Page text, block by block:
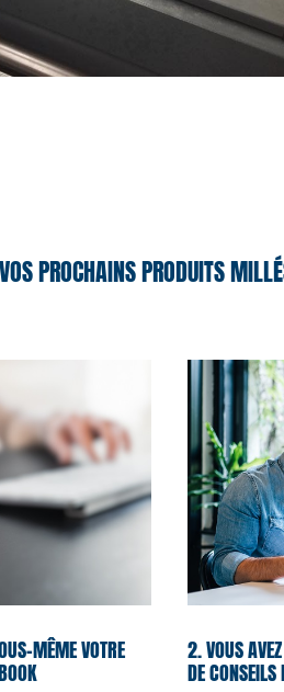
PROCHAINS PRODUITS
MÊME VOTRE 2. VOUS
DE CONSEILS